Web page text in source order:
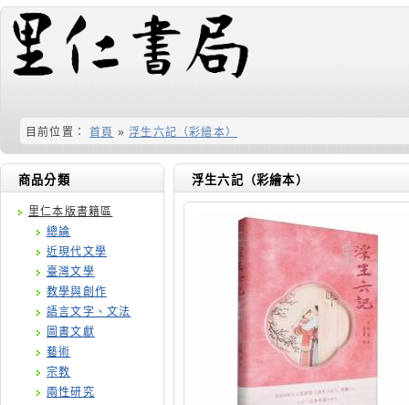
目前位置： 首頁 »浮生六記（彩繪本）
商品分類
里仁本版書籍區
總論
近現代文學
臺灣文學
教學與創作
語言文字、文法
圖書文獻
藝術
宗教
兩性研究
浮生六記（彩繪本）